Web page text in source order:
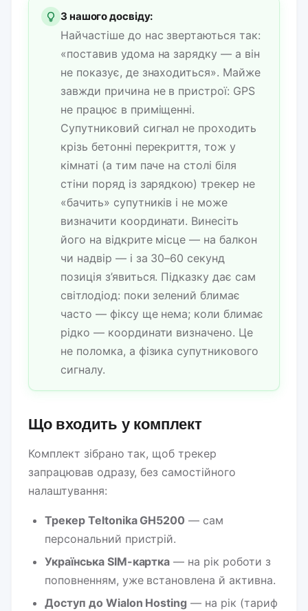
З нашого досвіду:
Найчастіше до нас звертаються так:
«поставив удома на зарядку — а він
не показує, де знаходиться». Майже
завжди причина не в пристрої: GPS
не працює в приміщенні.
Супутниковий сигнал не проходить
крізь бетонні перекриття, тож у
кімнаті (а тим паче на столі біля
стіни поряд із зарядкою) трекер не
«бачить» супутників і не може
визначити координати. Винесіть
його на відкрите місце — на балкон
чи надвір — і за 30–60 секунд
позиція з’явиться. Підказку дає сам
світлодіод: поки зелений блимає
часто — фіксу ще нема; коли блимає
рідко — координати визначено. Це
не поломка, а фізика супутникового
сигналу.
Що входить у комплект
Комплект зібрано так, щоб трекер
запрацював одразу, без самостійного
налаштування:
Трекер Teltonika GH5200 — сам
персональний пристрій.
Українська SIM-картка — на рік роботи з
поповненням, уже встановлена й активна.
Доступ до Wialon Hosting — на рік (тариф